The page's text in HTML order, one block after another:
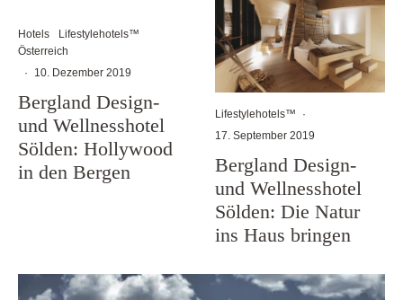
Hotels
Lifestylehotels™
Österreich
·
10. Dezember 2019
Bergland Design-
und Wellnesshotel
Sölden: Hollywood
in den Bergen
Lifestylehotels™
·
17. September 2019
Bergland Design-
und Wellnesshotel
Sölden: Die Natur
ins Haus bringen